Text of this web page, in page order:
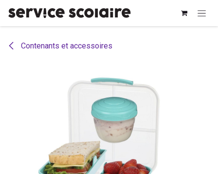
Contenants et accessoires